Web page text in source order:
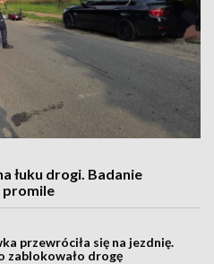
łuku drogi. Badanie
promile
przewróciła się na jezdnię.
zablokowało drogę